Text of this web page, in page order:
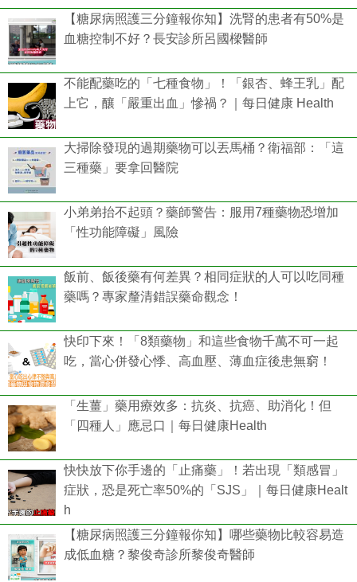
【糖尿病照護三分鐘報你知】洗腎的患者有50%是
血糖控制不好？長安診所呂國樑醫師
不能配藥吃的「七種食物」！「銀杏、蜂王乳」配
上它，釀「嚴重出血」慘禍？｜每日健康 Health
大掃除發現的過期藥物可以丟馬桶？衛福部：「這
三種藥」要拿回醫院
小弟弟抬不起頭？藥師警告：服用7種藥物恐增加
「性功能障礙」風險
飯前、飯後藥有何差異？相同症狀的人可以吃同種
藥嗎？專家釐清錯誤藥命觀念！
快印下來！「8類藥物」和這些食物千萬不可一起
吃，當心併發心悸、高血壓、薄血症後患無窮！
「生薑」藥用療效多：抗炎、抗癌、助消化！但
「四種人」應忌口｜每日健康Health
快快放下你手邊的「止痛藥」！若出現「類感冒」
症狀，恐是死亡率50%的「SJS」｜每日健康Healt
h
【糖尿病照護三分鐘報你知】哪些藥物比較容易造
成低血糖？黎俊奇診所黎俊奇醫師